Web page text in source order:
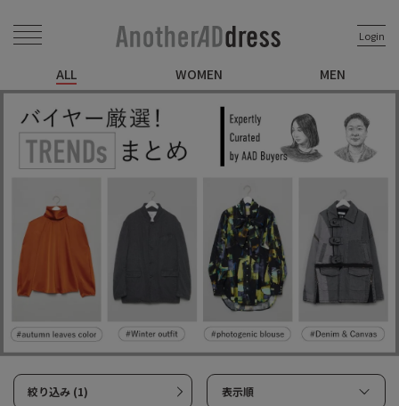
Login
ALL WOMEN MEN
絞り込み (1) 表示順